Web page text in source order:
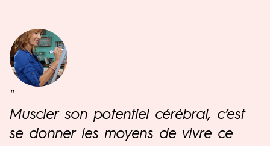
"
Muscler son potentiel cérébral, c’est
se donner les moyens de vivre ce